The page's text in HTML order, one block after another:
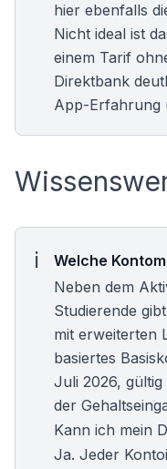
hier ebenfalls
Nicht ideal ist
einem Tarif
Direktbank
App-Erfahrung
Welche
Neben dem
Studierende
mit erweiterten
basiertes
Juli 2026,
der
Kann ich mein
Ja. Jeder